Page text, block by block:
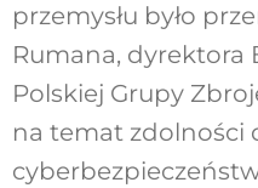
przemysłu było
Rumana, dyrektora
Polskiej Grupy
na temat zdolności